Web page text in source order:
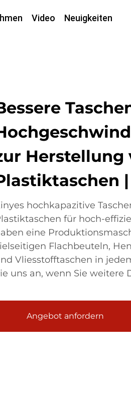
Video
Neuigkeiten
Herstellung
|
hochkapazitive
für hoch-
eine
Flachbeuteln,
Vliesstofftaschen in
uns an, wenn Sie weitere
Angebot anfordern